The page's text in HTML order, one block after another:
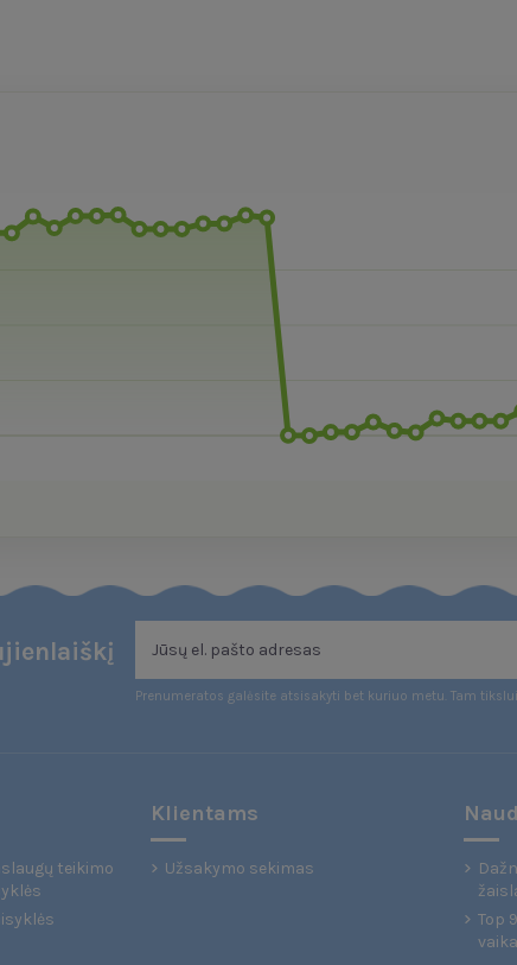
Prenumeratos galėsite atsisakyti bet kuriuo metu. Tam
teikimo
Klientams
Užsakymo sekimas
Top